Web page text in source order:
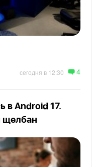
сегодня в 12:30 4
в Android 17.
щелбан